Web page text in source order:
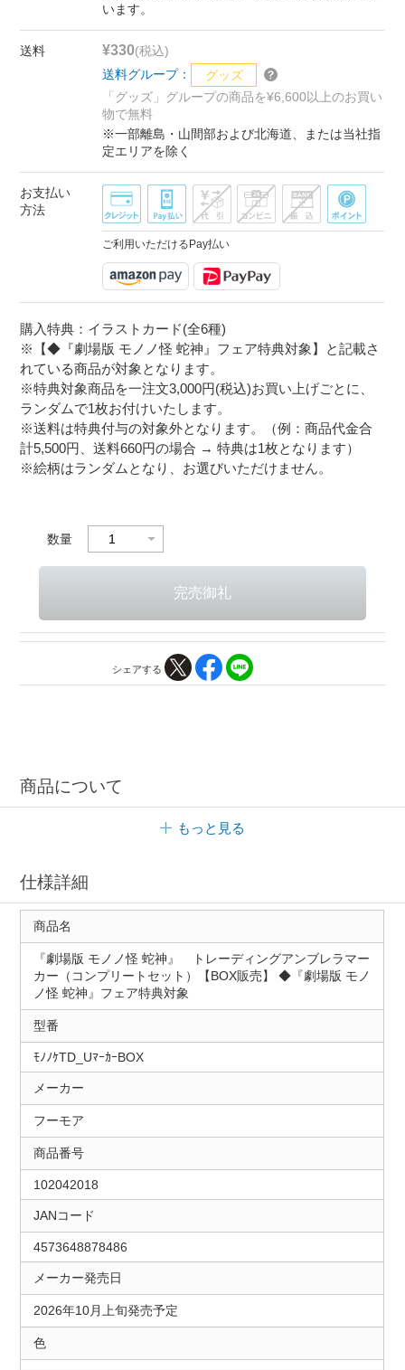
います。
送料 ¥330(税込)
送料グループ：
グッズ
「グッズ」グループの商品を¥6,600以上のお買い
物で無料
※一部離島・山間部および北海道、または当社指
定エリアを除く
お支払い
方法
ご利用いただけるPay払い
購入特典：イラストカード(全6種)
※【◆『劇場版 モノノ怪 蛇神』フェア特典対象】と記載さ
れている商品が対象となります。
※特典対象商品を一注文3,000円(税込)お買い上げごとに、
ランダムで1枚お付けいたします。
※送料は特典付与の対象外となります。（例：商品代金合
計5,500円、送料660円の場合 → 特典は1枚となります）
※絵柄はランダムとなり、お選びいただけません。
数量
シェアする
商品について
もっと見る
仕様詳細
商品名
『劇場版 モノノ怪 蛇神』 トレーディングアンブレラマー
カー（コンプリートセット）【BOX販売】 ◆『劇場版 モノ
ノ怪 蛇神』フェア特典対象
型番
ﾓﾉﾉｹTD_UﾏｰｶｰBOX
メーカー
フーモア
商品番号
102042018
JANコード
4573648878486
メーカー発売日
2026年10月上旬発売予定
色